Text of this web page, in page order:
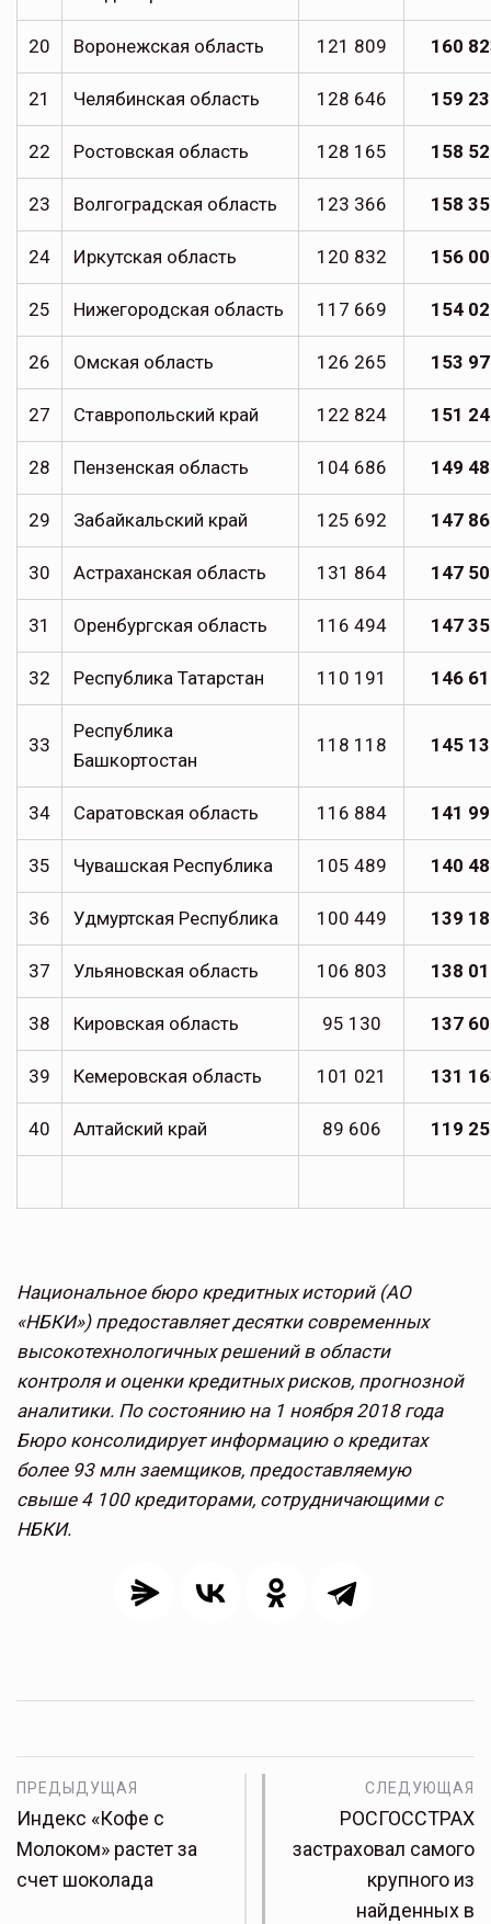
20 Воронежская область 121 809 160
21 Челябинская область 128 646 159
22 Ростовская область 128 165 158
23 Волгоградская область 123 366 158
24 Иркутская область 120 832 156
25 Нижегородская область 117 669 154
26 Омская область 126 265 153
27 Ставропольский край 122 824 151
28 Пензенская область 104 686 149
29 Забайкальский край 125 692 147
30 Астраханская область 131 864 147
31 Оренбургская область 116 494 147
32 Республика Татарстан 110 191 146
33
Республика
Башкортостан
118 118 145
34 Саратовская область 116 884 141
35 Чувашская Республика 105 489 140
36 Удмуртская Республика 100 449 139
37 Ульяновская область 106 803 138
38 Кировская область 95 130 137
39 Кемеровская область 101 021 131
40 Алтайский край 89 606 119
Национальное бюро кредитных историй (АО
«НБКИ») предоставляет десятки современных
высокотехнологичных решений в области
контроля и оценки кредитных рисков, прогнозной
аналитики. По состоянию на 1 ноября 2018 года
Бюро консолидирует информацию о кредитах
более 93 млн заемщиков, предоставляемую
свыше 4 100 кредиторами, сотрудничающими с
НБКИ.
ПРЕДЫДУЩАЯ
Индекс «Кофе с
Молоком» растет за
счет шоколада
СЛЕДУЮЩАЯ
РОСГОССТРАХ
застраховал самого
крупного из
найденных в